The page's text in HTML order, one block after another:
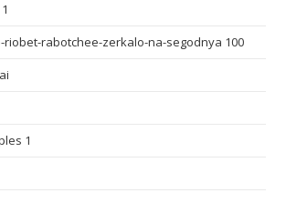
riobet-rabotchee-zerkalo-na-segodnya 100
1